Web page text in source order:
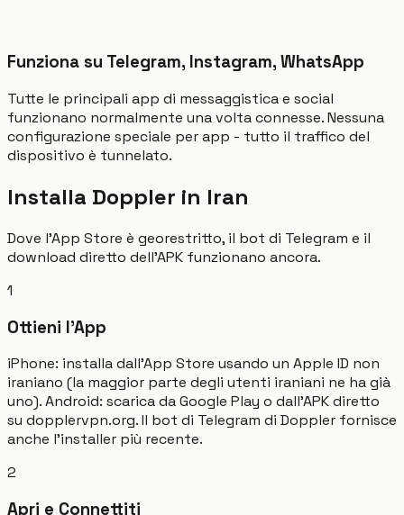
Funziona su Telegram, Instagram, WhatsApp
Tutte le principali app di messaggistica e social
funzionano normalmente una volta connesse. Nessuna
configurazione speciale per app - tutto il traffico del
dispositivo è tunnelato.
Installa Doppler in Iran
Dove l'App Store è georestritto, il bot di Telegram e il
download diretto dell'APK funzionano ancora.
1
Ottieni l'App
iPhone: installa dall'App Store usando un Apple ID non
iraniano (la maggior parte degli utenti iraniani ne ha già
uno). Android: scarica da Google Play o dall'APK diretto
su dopplervpn.org. Il bot di Telegram di Doppler fornisce
anche l'installer più recente.
2
Apri e Connettiti